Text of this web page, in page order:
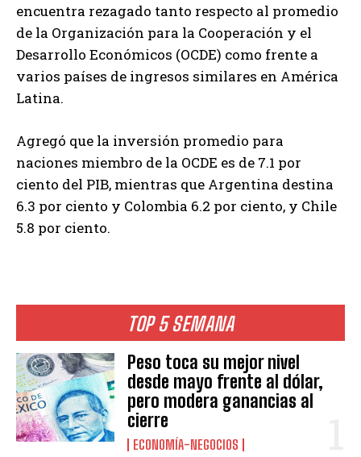
TOP 5 SEMANA
Peso toca su mejor nivel
desde mayo frente al dólar,
pero modera ganancias al
cierre
ECONOMÍA-NEGOCIOS
encuentra rezagado tanto respecto al promedio
de la Organización para la Cooperación y el
Desarrollo Económicos (OCDE) como frente a
varios países de ingresos similares en América
Latina.
Agregó que la inversión promedio para
naciones miembro de la OCDE es de 7.1 por
ciento del PIB, mientras que Argentina destina
6.3 por ciento y Colombia 6.2 por ciento, y Chile
5.8 por ciento.